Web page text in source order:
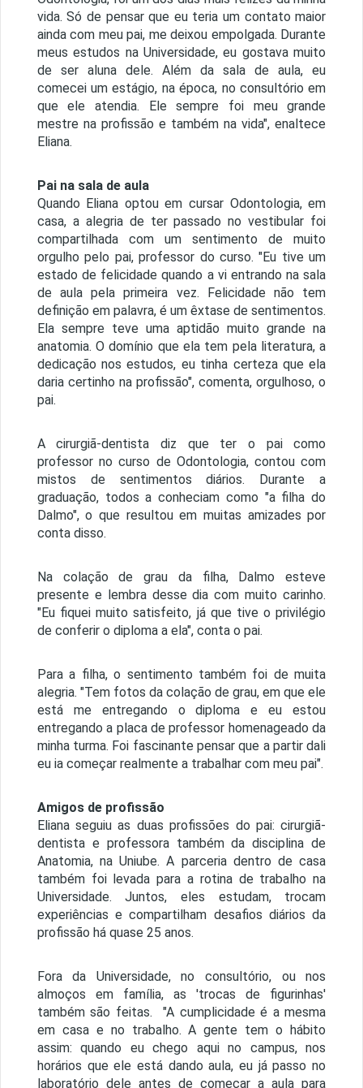
vida. Só de pensar que eu teria um contato maior
ainda com meu pai, me deixou empolgada. Durante
meus estudos na Universidade, eu gostava muito
de ser aluna dele. Além da sala de aula, eu
comecei um estágio, na época, no consultório em
que ele atendia. Ele sempre foi meu grande
mestre na profissão e também na vida", enaltece
Eliana.
Pai na sala de aula
Quando Eliana optou em cursar Odontologia, em
casa, a alegria de ter passado no vestibular foi
compartilhada com um sentimento de muito
orgulho pelo pai, professor do curso. "Eu tive um
estado de felicidade quando a vi entrando na sala
de aula pela primeira vez. Felicidade não tem
definição em palavra, é um êxtase de sentimentos.
Ela sempre teve uma aptidão muito grande na
anatomia. O domínio que ela tem pela literatura, a
dedicação nos estudos, eu tinha certeza que ela
daria certinho na profissão", comenta, orgulhoso, o
pai.
A cirurgiã-dentista diz que ter o pai como
professor no curso de Odontologia, contou com
mistos de sentimentos diários. Durante a
graduação, todos a conheciam como "a filha do
Dalmo", o que resultou em muitas amizades por
conta disso.
Na colação de grau da filha, Dalmo esteve
presente e lembra desse dia com muito carinho.
"Eu fiquei muito satisfeito, já que tive o privilégio
de conferir o diploma a ela", conta o pai.
Para a filha, o sentimento também foi de muita
alegria. "Tem fotos da colação de grau, em que ele
está me entregando o diploma e eu estou
entregando a placa de professor homenageado da
minha turma. Foi fascinante pensar que a partir dali
eu ia começar realmente a trabalhar com meu pai".
Amigos de profissão
Eliana seguiu as duas profissões do pai: cirurgiã-
dentista e professora também da disciplina de
Anatomia, na Uniube. A parceria dentro de casa
também foi levada para a rotina de trabalho na
Universidade. Juntos, eles estudam, trocam
experiências e compartilham desafios diários da
profissão há quase 25 anos.
Fora da Universidade, no consultório, ou nos
almoços em família, as 'trocas de figurinhas'
também são feitas. "A cumplicidade é a mesma
em casa e no trabalho. A gente tem o hábito
assim: quando eu chego aqui no campus, nos
horários que ele está dando aula, eu já passo no
laboratório dele antes de começar a aula para